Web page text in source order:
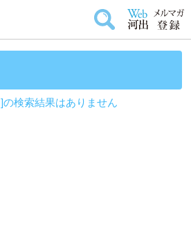
]の検索結果はありません